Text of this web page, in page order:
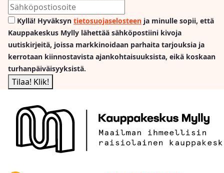
Kyllä! Hyväksyn tietosuojaselosteen ja minulle sopii, että
Kauppakeskus Mylly lähettää sähköpostiini kivoja
uutiskirjeitä, joissa markkinoidaan parhaita tarjouksia ja
kerrotaan kiinnostavista ajankohtaisuuksista, eikä koskaan
turhanpäiväisyyksistä.